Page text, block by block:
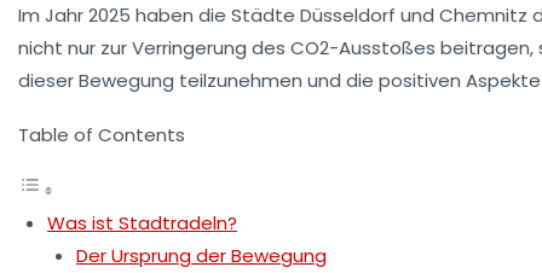
Im Jahr 2025 haben die Städte Düsseldorf und Chemnitz
nicht nur zur Verringerung des CO2-Ausstoßes
dieser Bewegung teilzunehmen und die positiven
Table of Contents
Was ist Stadtradeln?
Der Ursprung der Bewegung